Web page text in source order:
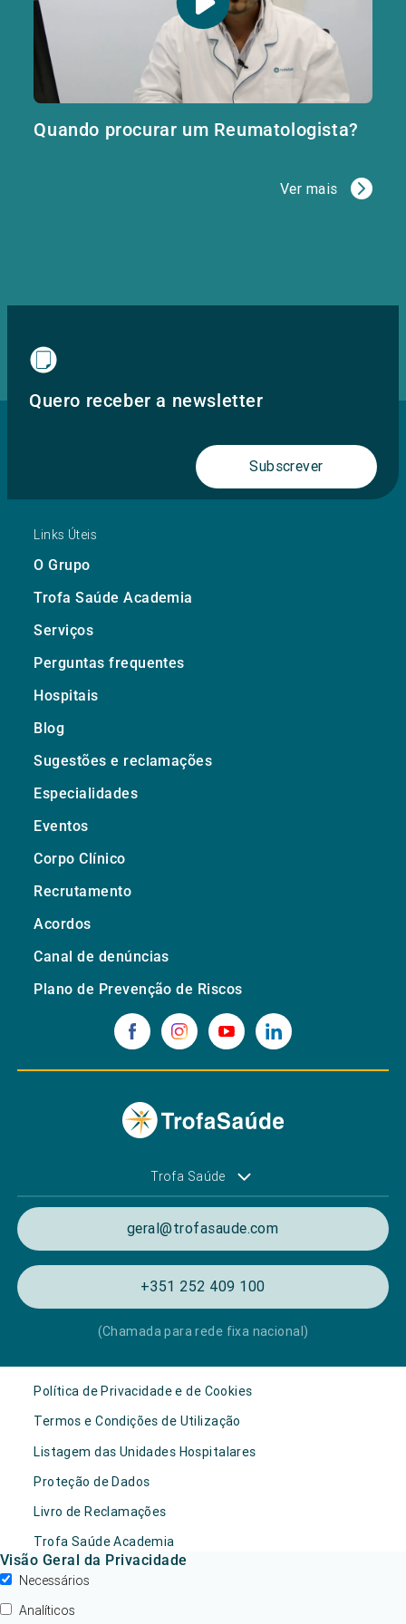
Quando procurar um Reumatologista?
Ver mais
Quero receber a newsletter
Subscrever
Links Úteis
O Grupo
Trofa Saúde Academia
Serviços
Perguntas frequentes
Hospitais
Blog
Sugestões e reclamações
Especialidades
Eventos
Corpo Clínico
Recrutamento
Acordos
Canal de denúncias
Plano de Prevenção de Riscos
Trofa Saúde
geral@trofasaude.com
+351 252 409 100
(Chamada para rede fixa nacional)
Política de Privacidade e de Cookies
Termos e Condições de Utilização
Listagem das Unidades Hospitalares
Proteção de Dados
Livro de Reclamações
Trofa Saúde Academia
Visão Geral da Privacidade
Necessários
Analíticos